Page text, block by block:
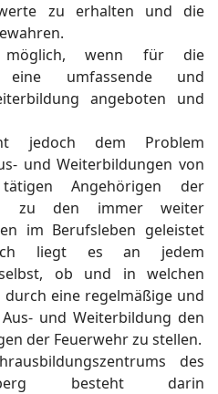
zu erhalten und die
wenn für die
eine umfassende und
angeboten und
jedoch dem Problem
und Weiterbildungen von
Angehörigen der
zu den immer weiter
im Berufsleben geleistet
liegt es an jedem
selbst, ob und in welchen
eine regelmäßige und
und Weiterbildung den
der Feuerwehr zu stellen.
des
besteht darin